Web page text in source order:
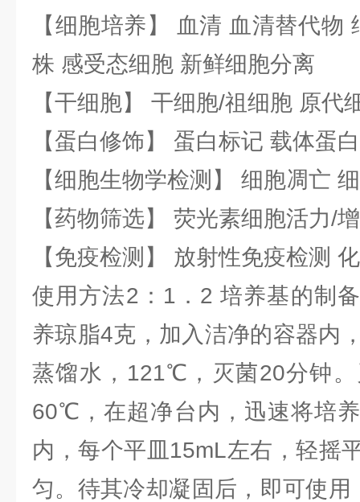
【细胞培养】 血清 血清替代物
株 感受态细胞 新鲜细胞分离
【干细胞】 干细胞/祖细胞 原代
【蛋白修饰】 蛋白标记 载体蛋
【细胞生物学检测】 细胞凋亡
【药物筛选】 荧光素细胞活力/
【免疫检测】 放射性免疫检测
使用方法2：1．2 培养基的制
养琼脂4克，加入洁净的容器内
蒸馏水，121℃，灭菌20分钟
60℃，在超净台内，迅速将培
内，每个平皿15mL左右，轻摇
匀。待其冷却凝固后，即可使